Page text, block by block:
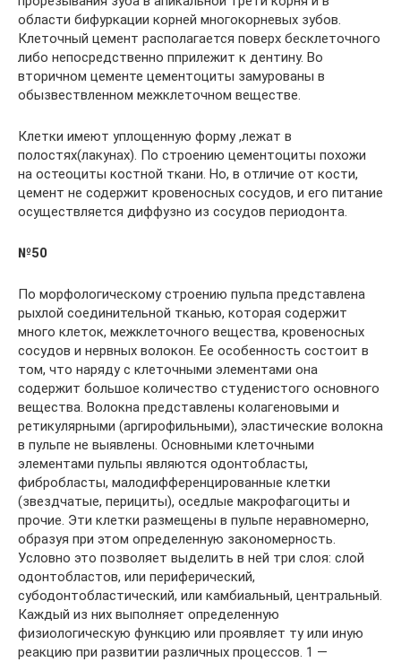
области бифуркации корней многокорневых зубов.
Клеточный цемент располагается поверх бесклеточного
либо непосредственно пприлежит к дентину. Во
вторичном цементе цементоциты замурованы в
обызвествленном межклеточном веществе.
Клетки имеют уплощенную форму ,лежат в
полостях(лакунах). По строению цементоциты похожи
на остеоциты костной ткани. Но, в отличие от кости,
цемент не содержит кровеносных сосудов, и его питание
осуществляется диффузно из сосудов периодонта.
№50
По морфологическому строению пульпа представлена
рыхлой соединительной тканью, которая содержит
много клеток, межклеточного вещества, кровеносных
сосудов и нервных волокон. Ее особенность состоит в
том, что наряду с клеточными элементами она
содержит большое количество студенистого основного
вещества. Волокна представлены колагеновыми и
ретикулярными (аргирофильными), эластические волокна
в пульпе не выявлены. Основными клеточными
элементами пульпы являются одонтобласты,
фибробласты, малодифференцированные клетки
(звездчатые, перициты), оседлые макрофагоциты и
прочие. Эти клетки размещены в пульпе неравномерно,
образуя при этом определенную закономерность.
Условно это позволяет выделить в ней три слоя: слой
одонтобластов, или периферический,
субодонтобластический, или камбиальный, центральный.
Каждый из них выполняет определенную
физиологическую функцию или проявляет ту или иную
реакцию при развитии различных процессов. 1 —